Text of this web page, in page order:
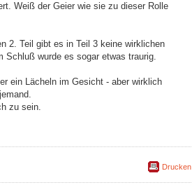
Weiß der Geier wie sie zu dieser Rolle
2. Teil gibt es in Teil 3 keine wirklichen
Schluß wurde es sogar etwas traurig.
ein Lächeln im Gesicht - aber wirklich
zu sein.
Drucken